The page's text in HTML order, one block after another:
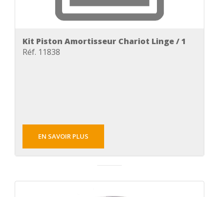
Kit Piston Amortisseur Chariot Linge / 1
Réf. 11838
EN SAVOIR PLUS